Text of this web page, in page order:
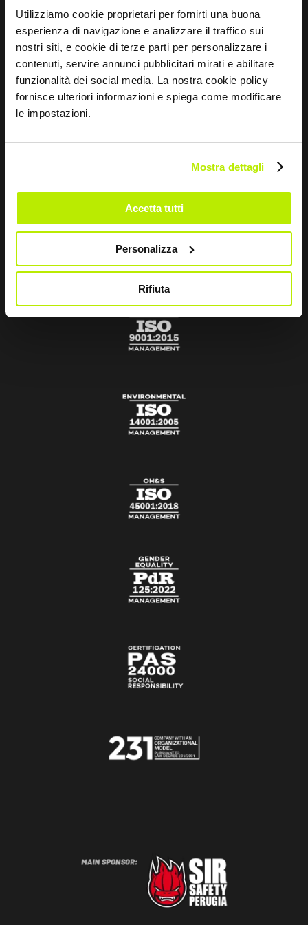
Utilizziamo cookie proprietari per fornirti una buona
esperienza di navigazione e analizzare il traffico sui
nostri siti, e cookie di terze parti per personalizzare i
contenuti, servire annunci pubblicitari mirati e abilitare
funzionalità dei social media. La nostra cookie policy
fornisce ulteriori informazioni e spiega come modificare
le impostazioni.
Mostra dettagli
Accetta tutti
Personalizza
Rifiuta
Mentalidad deportiva Tallas y mantenimiento
CONTACTOS
Via dei Fornaciai, 9, 06081 Assisi (PG) - Italia
+39 075 804 37 37
+39 075 804 37 47
amm.ne@pec.sirsafety.com
vendite@pec.sirsafety.com